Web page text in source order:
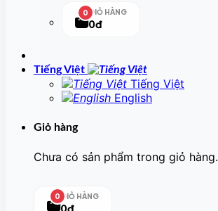
0 GIỎ HÀNG
0đ
Tiếng Việt
Tiếng Việt
English
Giỏ hàng
Chưa có sản phẩm trong giỏ hàng.
0 GIỎ HÀNG
0đ